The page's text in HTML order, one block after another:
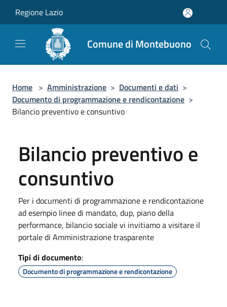
Regione Lazio
Comune di Montebuono
Home > Amministrazione > Documenti e dati >
Documento di programmazione e rendicontazione >
Bilancio preventivo e consuntivo
Bilancio preventivo e
consuntivo
Per i documenti di programmazione e rendicontazione
ad esempio linee di mandato, dup, piano della
performance, bilancio sociale vi invitiamo a visitare il
portale di Amministrazione trasparente
Tipi di documento:
Documento di programmazione e rendicontazione